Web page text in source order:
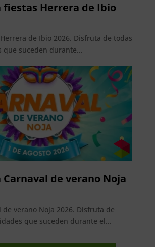
fiestas Herrera de Ibio
de Ibio 2026. Disfruta de todas
que suceden durante...
Carnaval de verano Noja
de verano Noja 2026. Disfruta de
que suceden durante el...